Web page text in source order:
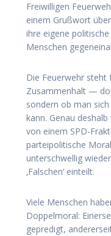
Freiwilligen
einem Grußwort über
ihre eigene
Menschen
Die Feuerwehr steht
Zusammenhalt —
sondern ob man
kann. Genau
von einem SPD-
parteipolitische
unterschwellig
‚Falschen‘ einteilt.
Viele Menschen
Doppelmoral:
gepredigt,